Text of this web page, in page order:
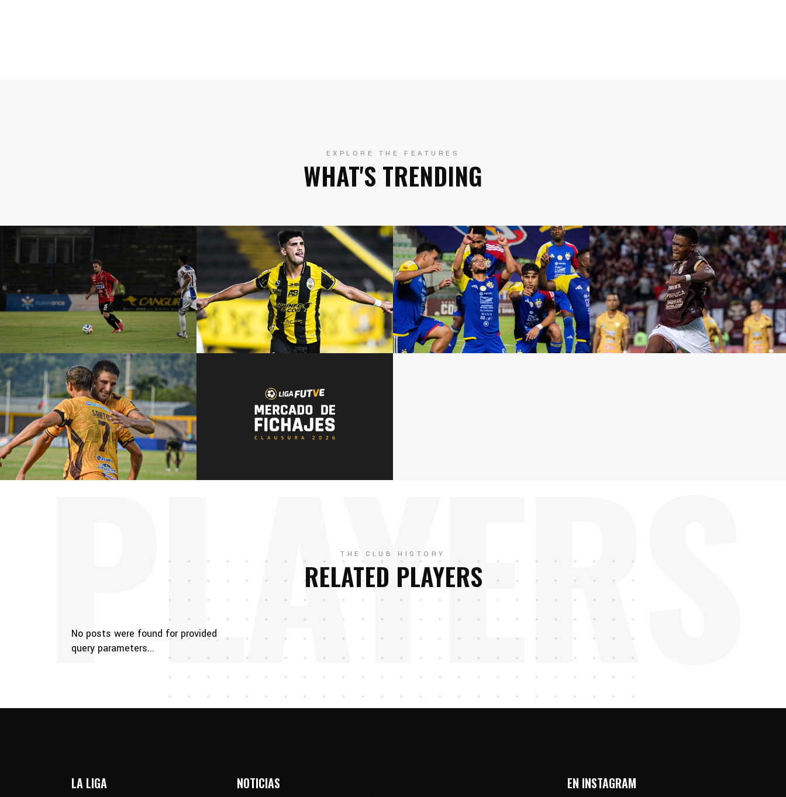
EXPLORE THE FEATURES
WHAT'S TRENDING
THE CLUB HISTORY
RELATED PLAYERS
PLAYERS
No posts were found for provided
query parameters...
LA LIGA NOTICIAS EN INSTAGRAM